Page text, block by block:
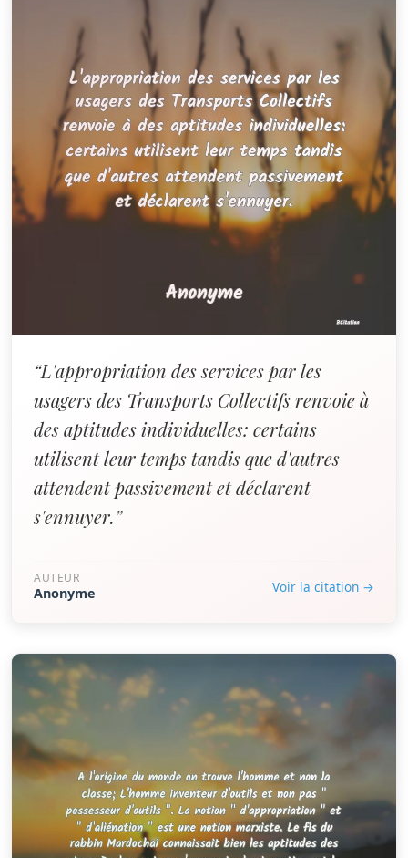
“L'appropriation des services par les
usagers des Transports Collectifs renvoie à
des aptitudes individuelles: certains
utilisent leur temps tandis que d'autres
attendent passivement et déclarent
s'ennuyer.”
AUTEUR
Anonyme Voir la citation →